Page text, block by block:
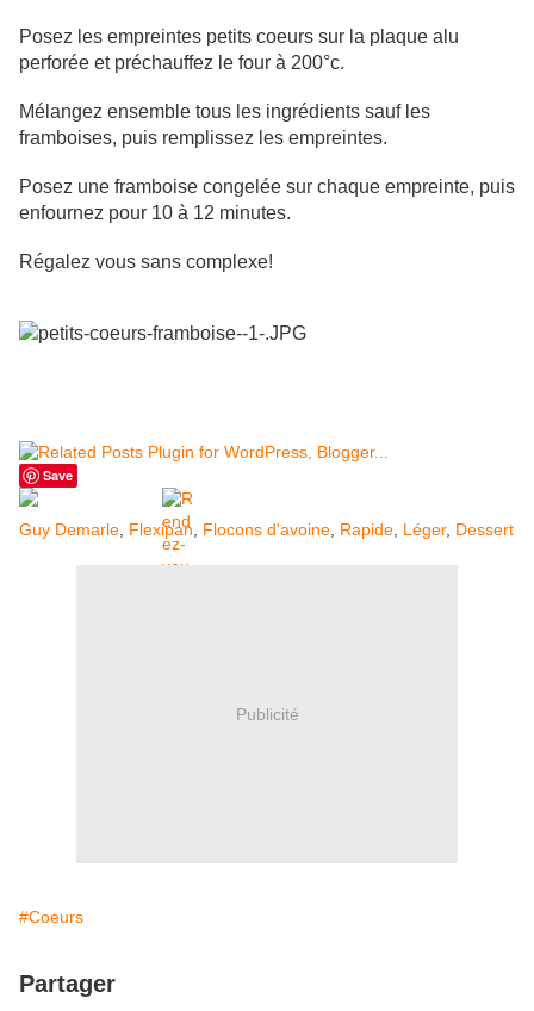
Posez les empreintes petits coeurs sur la plaque alu
perforée et préchauffez le four à 200°c.
Mélangez ensemble tous les ingrédients sauf les
framboises, puis remplissez les empreintes.
Posez une framboise congelée sur chaque empreinte, puis
enfournez pour 10 à 12 minutes.
Régalez vous sans complexe!
Save
Guy Demarle Flexipan Flocons d'avoine Rapide Léger, Dessert
Publicité
#Coeurs
Partager